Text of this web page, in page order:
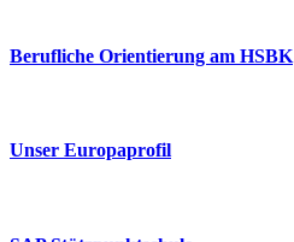
Berufliche Orientierung am HSBK
Unser Europaprofil